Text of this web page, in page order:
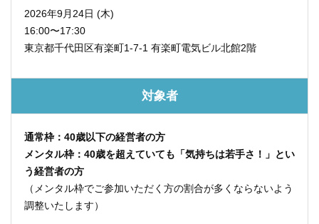
2026年9月24日 (木)
16:00〜17:30
東京都千代田区有楽町1-7-1 有楽町電気ビル北館2階
対象者
通常枠：40歳以下の経営者の方
メンタル枠：40歳を超えていても「気持ちは若手さ！」とい
う経営者の方
（メンタル枠でご参加いただく方の割合が多くならないよう
調整いたします）